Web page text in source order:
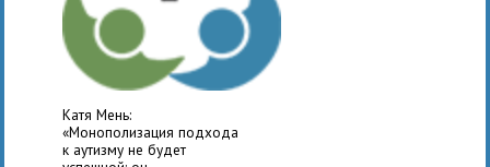
Катя Мень:
«Монополизация подхода
к аутизму не будет